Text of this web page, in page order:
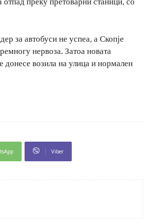
за автобуси не успеа, а Скопје
нервоза. Затоа новата
донесе возила на улица и нормален
Viber